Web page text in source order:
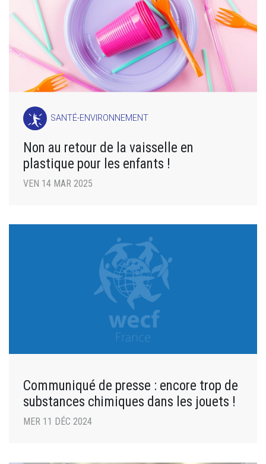
SANTÉ-ENVIRONNEMENT
Non au retour de la vaisselle en
plastique pour les enfants !
VEN 14 MAR 2025
Communiqué de presse : encore trop de
substances chimiques dans les jouets !
MER 11 DÉC 2024